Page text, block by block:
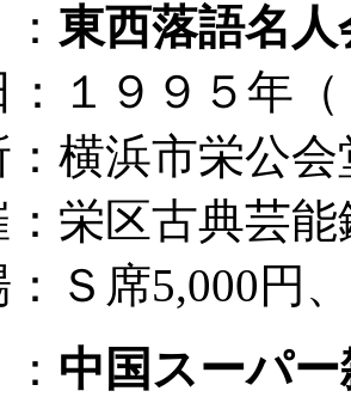
東西落語名
１９９５年
：横浜市栄公会
区古典芸能
席5,000円、
中国スーパ